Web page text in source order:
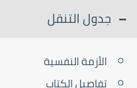
جدول التنقل
الأزمة النفسية
تفاصيل الكتاب